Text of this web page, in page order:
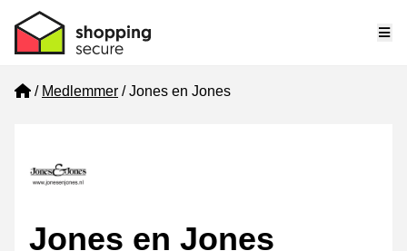
Home
Medlemmer Jones en Jones
Jones en Jones